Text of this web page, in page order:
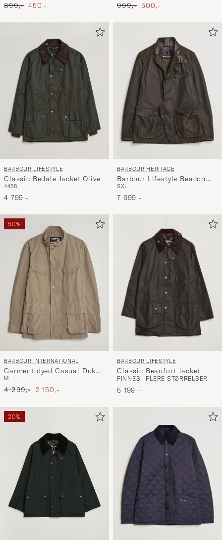
Ordinær pris
899,- Nedsatt pris
450,- Ordinær pris
999,- Nedsatt pris
500,-
BARBOUR LIFESTYLE
Classic Bedale Jacket Olive
4458
4 799,-
BARBOUR HERITAGE
Barbour Lifestyle Beacon
Sports Jacket Olive
SXL
7 699,-
50%
BARBOUR INTERNATIONAL
Garment dyed Casual Duke
Jacket Timberwolf
M
Ordinær pris
4 299,- Nedsatt pris
2 150,-
BARBOUR LIFESTYLE
Classic Beaufort Jacket
Olive
FINNES I FLERE STØRRELSER
5 199,-
20%